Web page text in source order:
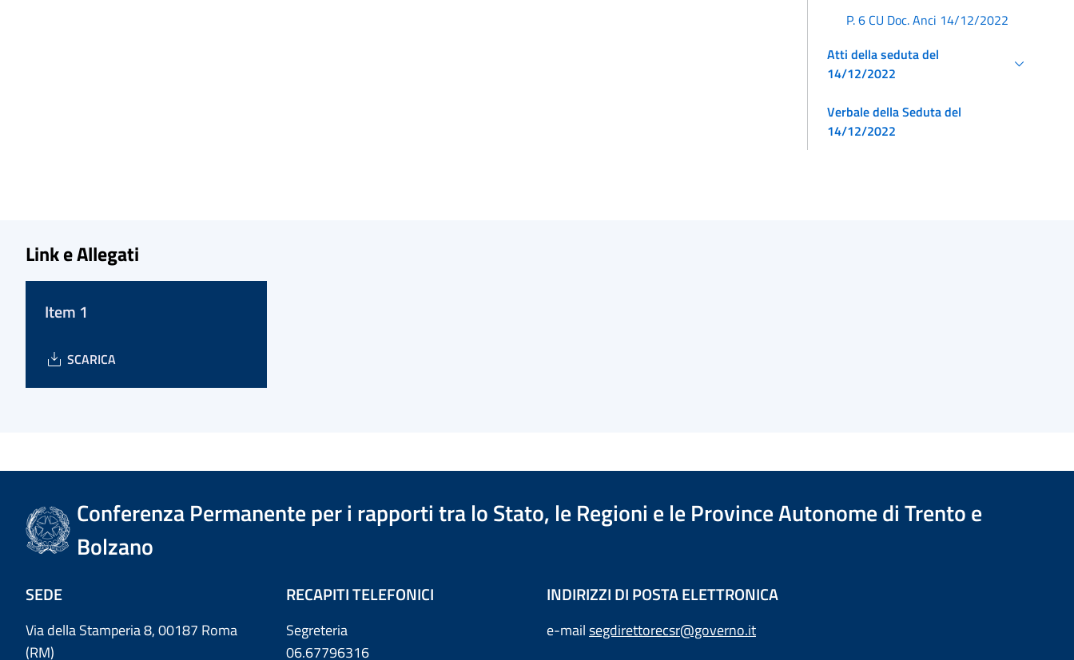
P. 6 CU Doc. Anci 14/12/2022
Atti della seduta del
14/12/2022
Verbale della Seduta del
14/12/2022
Link e Allegati
Item 1
SCARICA
Conferenza Permanente per i rapporti tra lo Stato, le Regioni e le Province Autonome di Trento e
Bolzano
SEDE
Via della Stamperia 8, 00187 Roma
(RM)
RECAPITI TELEFONICI
Segreteria
06.67796316
INDIRIZZI DI POSTA ELETTRONICA
e-mailsegdirettorecsr@governo.it